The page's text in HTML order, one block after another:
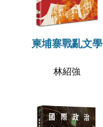
柬埔寨戰亂文學
林紹強